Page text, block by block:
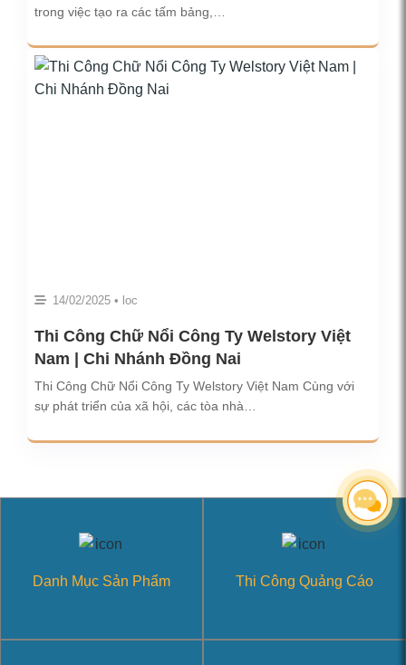
trong việc tạo ra các tấm bảng,…
14/02/2025 • loc
Thi Công Chữ Nổi Công Ty Welstory Việt
Nam | Chi Nhánh Đồng Nai
Thi Công Chữ Nổi Công Ty Welstory Việt Nam Cùng với
sự phát triển của xã hội, các tòa nhà…
Danh Mục Sản Phẩm Thi Công Quảng Cáo